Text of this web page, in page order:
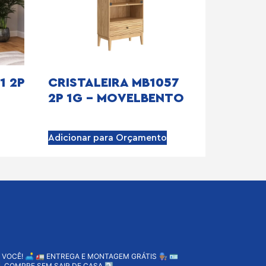
2P
CRISTALEIRA MB1057
2P 1G – MOVELBENTO
Adicionar para Orçamento
VOCÊ! 🛋️ 🚛 ENTREGA E MONTAGEM GRÁTIS 👨🏽‍🔧 🪪